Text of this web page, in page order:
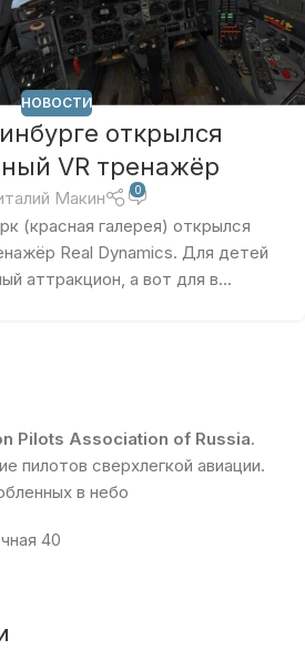
НОВОСТИ
открылся
VR тренажёр
Макин 0
(красная галерея) открылся
Real Dynamics. Для детей
аттракцион, а вот для в...
Pilots Association of Russia.
пилотов сверхлегкой авиации.
в небо
40